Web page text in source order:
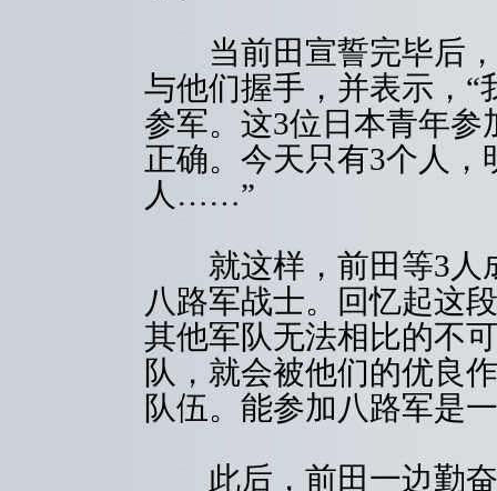
当前田宣誓完毕后，
与他们握手，并表示，“
参军。这3位日本青年
正确。今天只有3个人
人……”
就这样，前田等3人
八路军战士。回忆起这
其他军队无法相比的不
队，就会被他们的优良
队伍。能参加八路军是
此后，前田一边勤奋